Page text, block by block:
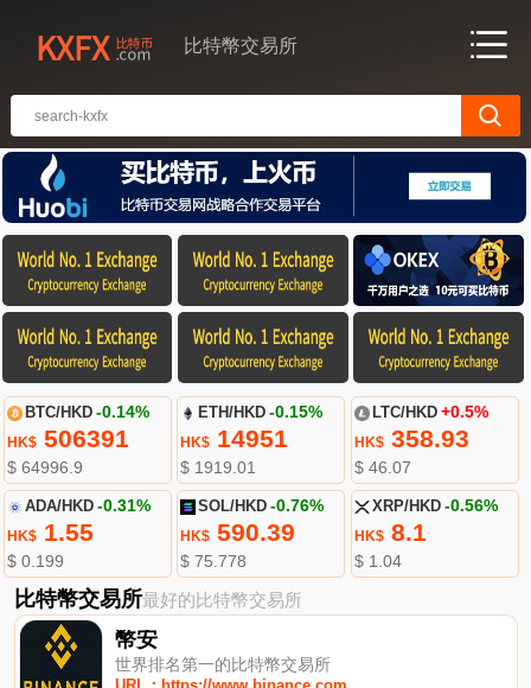
比特幣交易所
BTC/HKD -0.14%
HK$506391
$ 64996.9
ETH/HKD -0.15%
HK$ 14951
$ 1919.01
LTC/HKD +0.5%
HK$358.93
$ 46.07
ADA/HKD -0.31%
HK$1.55
$ 0.199
SOL/HKD -0.76%
HK$ 590.39
$ 75.778
XRP/HKD -0.56%
HK$8.1
$ 1.04
比特幣交易所最好的比特幣交易所
幣安
世界排名第一的比特幣交易所